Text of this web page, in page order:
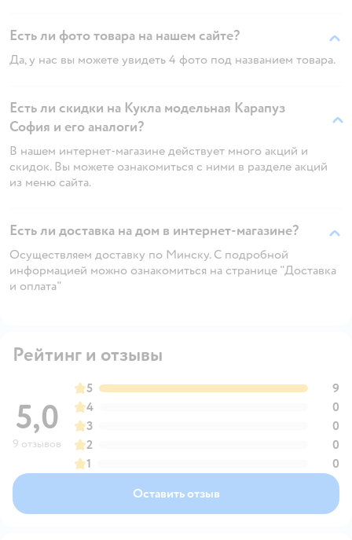
Есть ли фото товара на нашем сайте?
Да, у нас вы можете увидеть 4 фото под названием товара.
Есть ли скидки на Кукла модельная Карапуз
София и его аналоги?
В нашем интернет-магазине действует много акций и
скидок. Вы можете ознакомиться с ними в разделе акций
из меню сайта.
Есть ли доставка на дом в интернет-магазине?
Осуществляем доставку по Минску. С подробной
информацией можно ознакомиться на странице "Доставка
и оплата"
Рейтинг и отзывы
5,0
9 отзывов
5
9
4
0
3
0
2
0
1
0
Оставить отзыв